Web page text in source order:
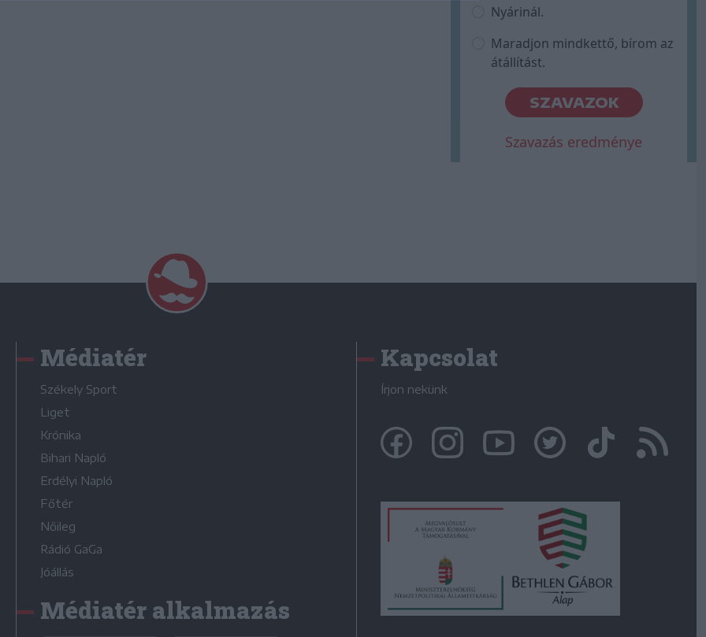
Nyárinál.
Maradjon mindkettő, bírom az
átállítást.
SZAVAZOK
Szavazás eredménye
Médiatér
Székely Sport
Liget
Krónika
Bihari Napló
Erdélyi Napló
Főtér
Nőileg
Rádió GaGa
Jóállás
Médiatér alkalmazás
Kapcsolat
Írjon nekünk